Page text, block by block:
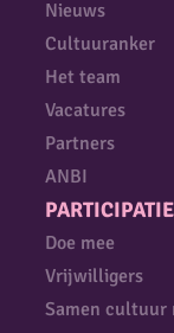
Nieuws
Cultuuranker
Het team
Vacatures
Partners
ANBI
PARTICIPATIE
Doe mee
Vrijwilligers
Samen cultuur